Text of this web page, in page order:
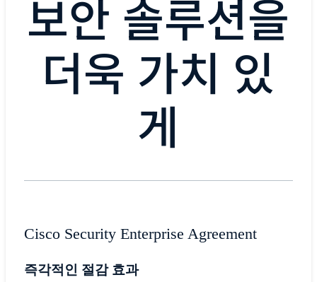
보안 솔루션을
더욱 가치 있
게
Cisco Security Enterprise Agreement
즉각적인 절감 효과